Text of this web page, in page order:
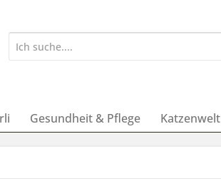
Gesundheit & Pflege Katzenwelt